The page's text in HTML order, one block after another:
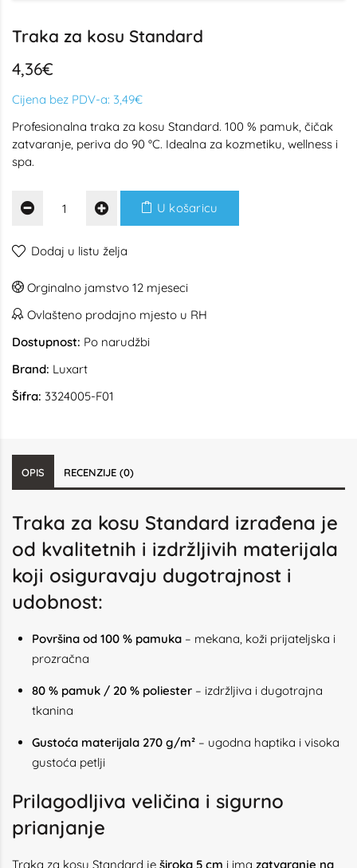
Traka za kosu Standard
4,36€
Cijena bez PDV-a: 3,49€
Profesionalna traka za kosu Standard. 100 % pamuk, čičak
zatvaranje, periva do 90 °C. Idealna za kozmetiku, wellness i
spa.
U košaricu
Dodaj u listu želja
Orginalno jamstvo 12 mjeseci
Ovlašteno prodajno mjesto u RH
Dostupnost: Po narudžbi
Brand: Luxart
Šifra: 3324005-F01
OPIS RECENZIJE (0)
Traka za kosu Standard izrađena je
od kvalitetnih i izdržljivih materijala
koji osiguravaju dugotrajnost i
udobnost:
Površina od 100 % pamuka – mekana, koži prijateljska i
prozračna
80 % pamuk / 20 % poliester – izdržljiva i dugotrajna
tkanina
Gustoća materijala 270 g/m² – ugodna haptika i visoka
gustoća petlji
Prilagodljiva veličina i sigurno
prianjanje
Traka za kosu Standard je široka 5 cm i ima zatvaranje na